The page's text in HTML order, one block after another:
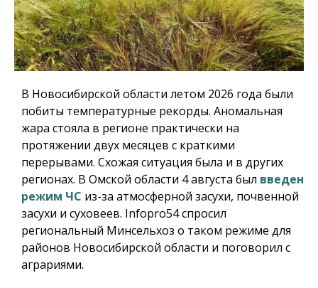
В Новосибирской области летом 2026 года были
побиты температурные рекорды. Аномальная
жара стояла в регионе практически на
протяжении двух месяцев с краткими
перерывами. Схожая ситуация была и в других
регионах. В Омской области 4 августа был введен
режим ЧС из-за атмосферной засухи, почвенной
засухи и суховеев. Infopro54спросил
региональный Минсельхоз о таком режиме для
районов Новосибирской области и поговорил с
аграриями.